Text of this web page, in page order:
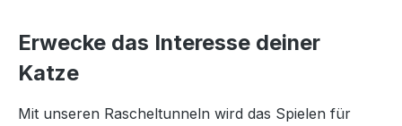
Erwecke das Interesse deiner
Katze
Mit unseren Rascheltunneln wird das Spielen für